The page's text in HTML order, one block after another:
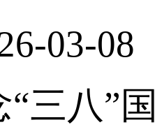
03-
八”国